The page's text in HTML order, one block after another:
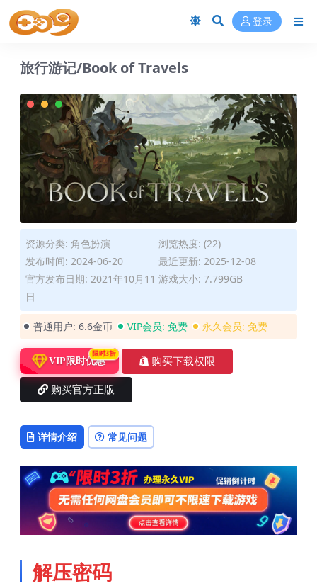
登录
旅行游记/Book of Travels
资源分类: 角色扮演
浏览热度: (22)
发布时间: 2024-06-20
最近更新: 2025-12-08
官方发布日期: 2021年10月11
日
游戏大小: 7.799GB
普通用户: 6.6金币 VIP会员: 免费 永久会员: 免费
VIP限时优惠
限时3折
购买下载权限
购买官方正版
详情介绍 常见问题
解压密码